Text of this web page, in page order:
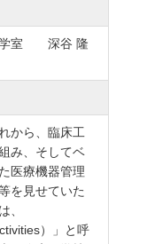
学室 深谷 隆
から、臨床工
み、そしてベ
医療機器管理
を見せていた
、
）」と呼